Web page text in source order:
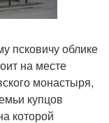
псковичу облике
на месте
монастыря,
купцов
которой